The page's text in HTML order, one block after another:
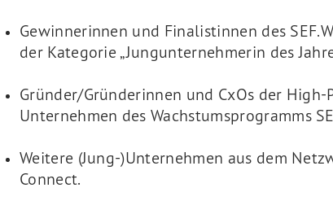
Gewinnerinnen und Finalistinnen des
der Kategorie „Jungunternehmerin des
Gründer/Gründerinnen und CxOs der
Unternehmen des Wachstumsprogramms
Weitere (Jung-)Unternehmen aus dem
Connect.